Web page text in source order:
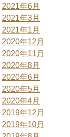
2021年6月
2021年3月
2021年1月
2020年12月
2020年11月
2020年8月
2020年6月
2020年5月
2020年4月
2019年12月
2019年10月